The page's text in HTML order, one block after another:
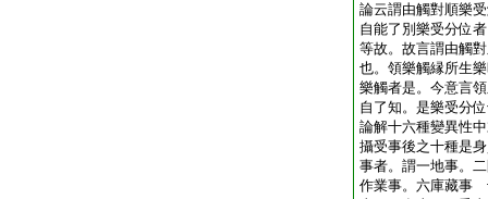
論云謂由觸對順樂
自能了別樂受分位
等故。故言謂由觸
也。領樂觸縁所生
樂觸者是。今意言
自了知。是樂受分
論解十六種變異性
攝受事後之十種是
事者。謂一地事。
作業事。六庫藏事